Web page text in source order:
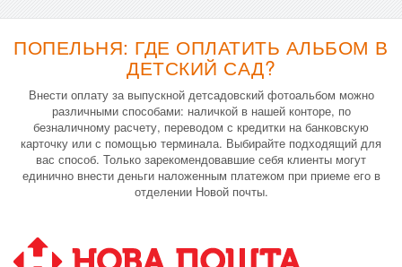
ПОПЕЛЬНЯ: ГДЕ ОПЛАТИТЬ АЛЬБОМ В
ДЕТСКИЙ САД?
Внести оплату за выпускной детсадовский фотоальбом можно
различными способами: наличкой в нашей конторе, по
безналичному расчету, переводом с кредитки на банковскую
карточку или с помощью терминала. Выбирайте подходящий для
вас способ. Только зарекомендовавшие себя клиенты могут
единично внести деньги наложенным платежом при приеме его в
отделении Новой почты.